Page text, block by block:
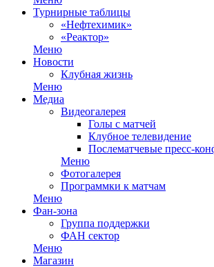
Турнирные таблицы
«Нефтехимик»
«Реактор»
Меню
Новости
Клубная жизнь
Меню
Медиа
Видеогалерея
Голы с матчей
Клубное телевидение
Послематчевые пресс-
Меню
Фотогалерея
Программки к матчам
Меню
Фан-зона
Группа поддержки
ФАН сектор
Меню
Магазин